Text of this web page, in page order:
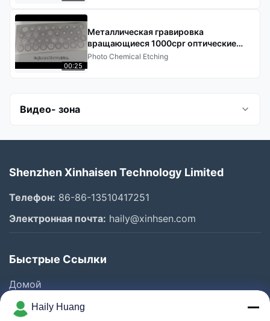
00:25
Металлическая гравировка
вращающиеся 1000cpr оптические
диски кодировщика 0,005 мм
Photo Chemical Etching
Видео- зона
Photo Chemical Etching
Stainless Steel Etching
Фильтровая сетка
пластинка потока
Компания
Shenzhen Xinhaisen Technology Limited
Телефон: 86-86-13510417251
Электронная почта: haily@xinhsen.com
Быстрые Ссылки
Домой
Продукция
Haily Huang